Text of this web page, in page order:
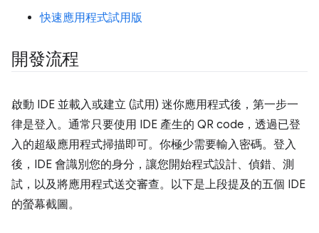
快速應用程式試用版
開發流程
啟動 IDE 並載入或建立 (試用) 迷你應用程式後，第一步一
律是登入。通常只要使用 IDE 產生的 QR code，透過已登
入的超級應用程式掃描即可。你極少需要輸入密碼。登入
後，IDE 會識別您的身分，讓您開始程式設計、偵錯、測
試，以及將應用程式送交審查。以下是上段提及的五個 IDE
的螢幕截圖。